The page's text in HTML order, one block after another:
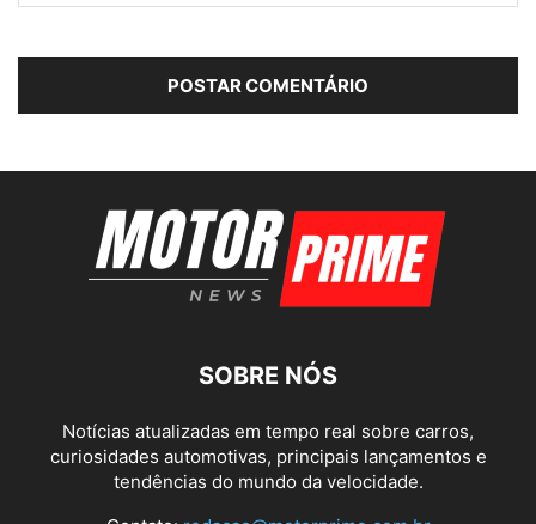
SOBRE NÓS
Notícias atualizadas em tempo real sobre carros,
curiosidades automotivas, principais lançamentos e
tendências do mundo da velocidade.